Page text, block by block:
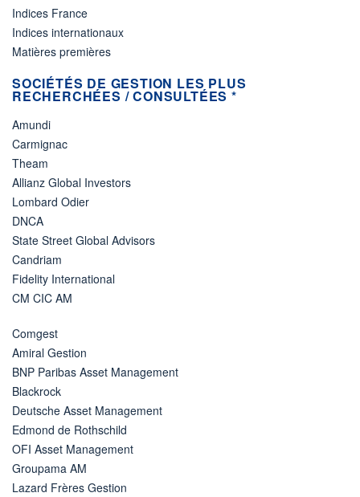
Indices France
Indices internationaux
Matières premières
SOCIÉTÉS DE GESTION LES PLUS
RECHERCHÉES / CONSULTÉES *
Amundi
Carmignac
Theam
Allianz Global Investors
Lombard Odier
DNCA
State Street Global Advisors
Candriam
Fidelity International
CM CIC AM
Comgest
Amiral Gestion
BNP Paribas Asset Management
Blackrock
Deutsche Asset Management
Edmond de Rothschild
OFI Asset Management
Groupama AM
Lazard Frères Gestion